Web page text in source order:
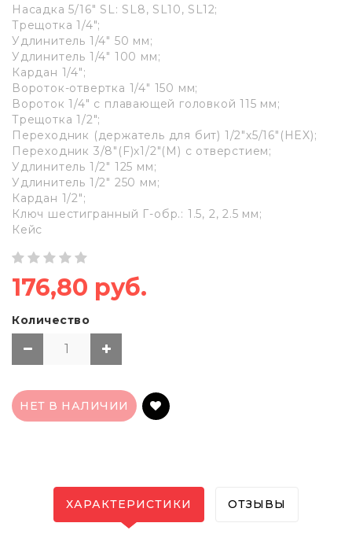
Насадка 5/16" SL: SL8, SL10, SL12;
Трещотка 1/4";
Удлинитель 1/4" 50 мм;
Удлинитель 1/4" 100 мм;
Кардан 1/4";
Вороток-отвертка 1/4" 150 мм;
Вороток 1/4" с плавающей головкой 115 мм;
Трещотка 1/2";
Переходник (держатель для бит) 1/2"х5/16"(HEX);
Переходник 3/8"(F)х1/2"(М) с отверстием;
Удлинитель 1/2" 125 мм;
Удлинитель 1/2" 250 мм;
Кардан 1/2";
Ключ шестигранный Г-обр.: 1.5, 2, 2.5 мм;
Кейс
176,80 руб.
Количество
НЕТ В НАЛИЧИИ
ХАРАКТЕРИСТИКИ ОТЗЫВЫ